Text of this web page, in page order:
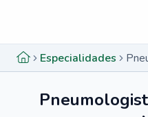
Especialidades